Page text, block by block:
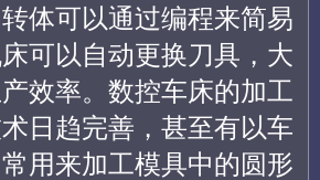
体可以通过编程来简易
可以自动更换刀具，大
效率。数控车床的加工
日趋完善，甚至有以车
用来加工模具中的圆形